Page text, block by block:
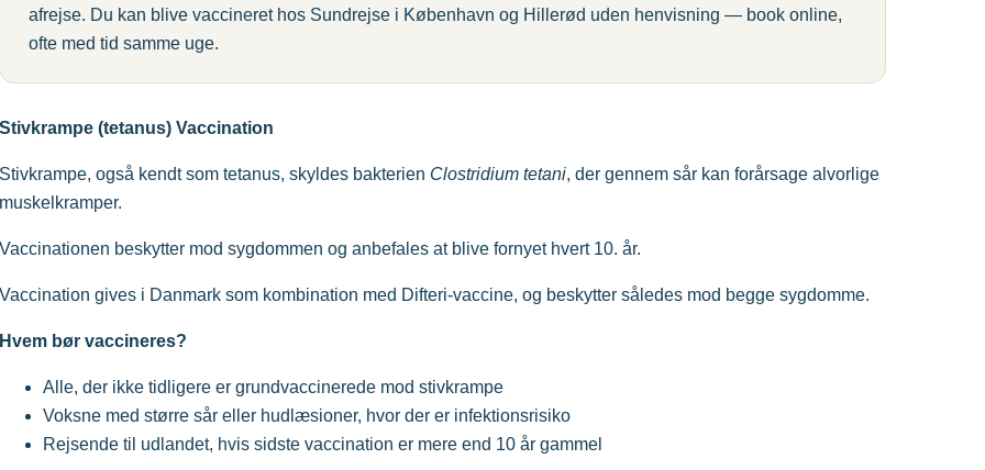
afrejse. Du kan blive vaccineret hos Sundrejse i København og Hillerød uden henvisning — book online,
ofte med tid samme uge.
(tetanus) Vaccination
også kendt som tetanus, skyldes bakterien Clostridium tetani, der gennem sår kan forårsage alvorlige
beskytter mod sygdommen og anbefales at blive fornyet hvert 10. år.
gives i Danmark som kombination med Difteri-vaccine, og beskytter således mod begge sygdomme.
bør vaccineres?
Alle, der ikke tidligere er grundvaccinerede mod stivkrampe
Voksne med større sår eller hudlæsioner, hvor der er infektionsrisiko
Rejsende til udlandet, hvis sidste vaccination er mere end 10 år gammel